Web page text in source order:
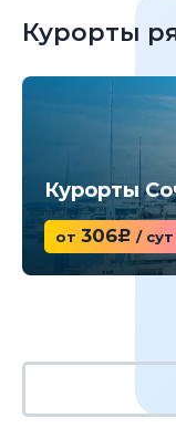
Курорты
Курорты
от 306c / сут